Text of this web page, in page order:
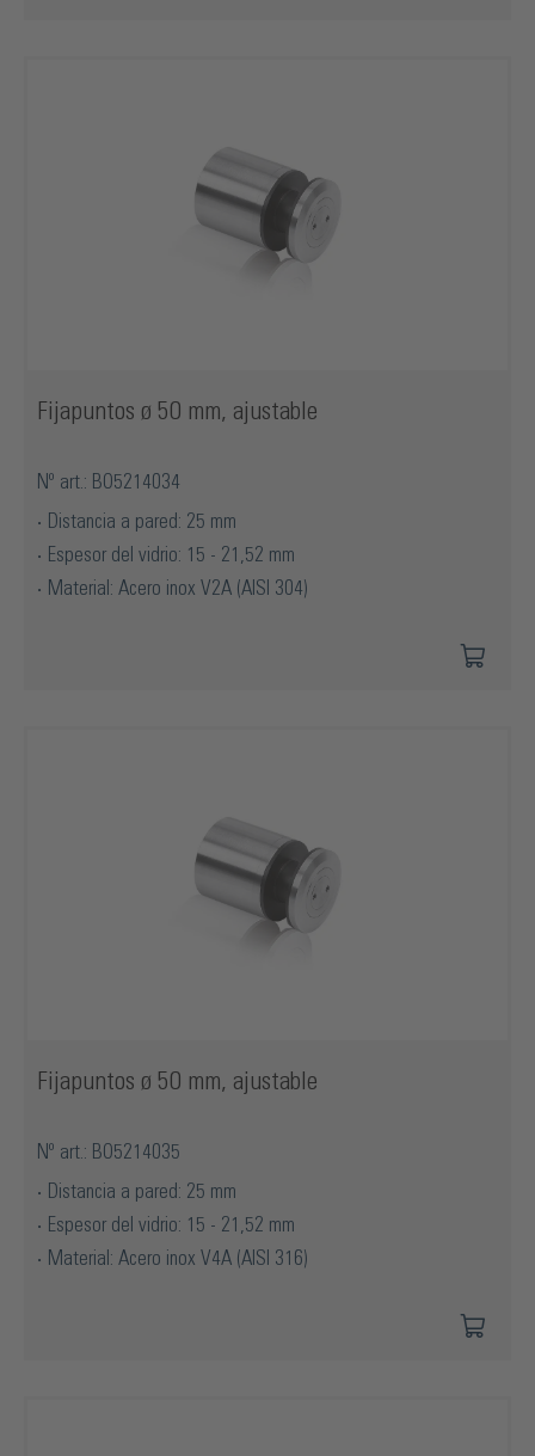
Fijapuntos ø 50 mm, ajustable
Nº art.: BO5214034
Distancia a pared: 25 mm
Espesor del vidrio: 15 - 21,52 mm
Material: Acero inox V2A (AISI 304)
Fijapuntos ø 50 mm, ajustable
Nº art.: BO5214035
Distancia a pared: 25 mm
Espesor del vidrio: 15 - 21,52 mm
Material: Acero inox V4A (AISI 316)